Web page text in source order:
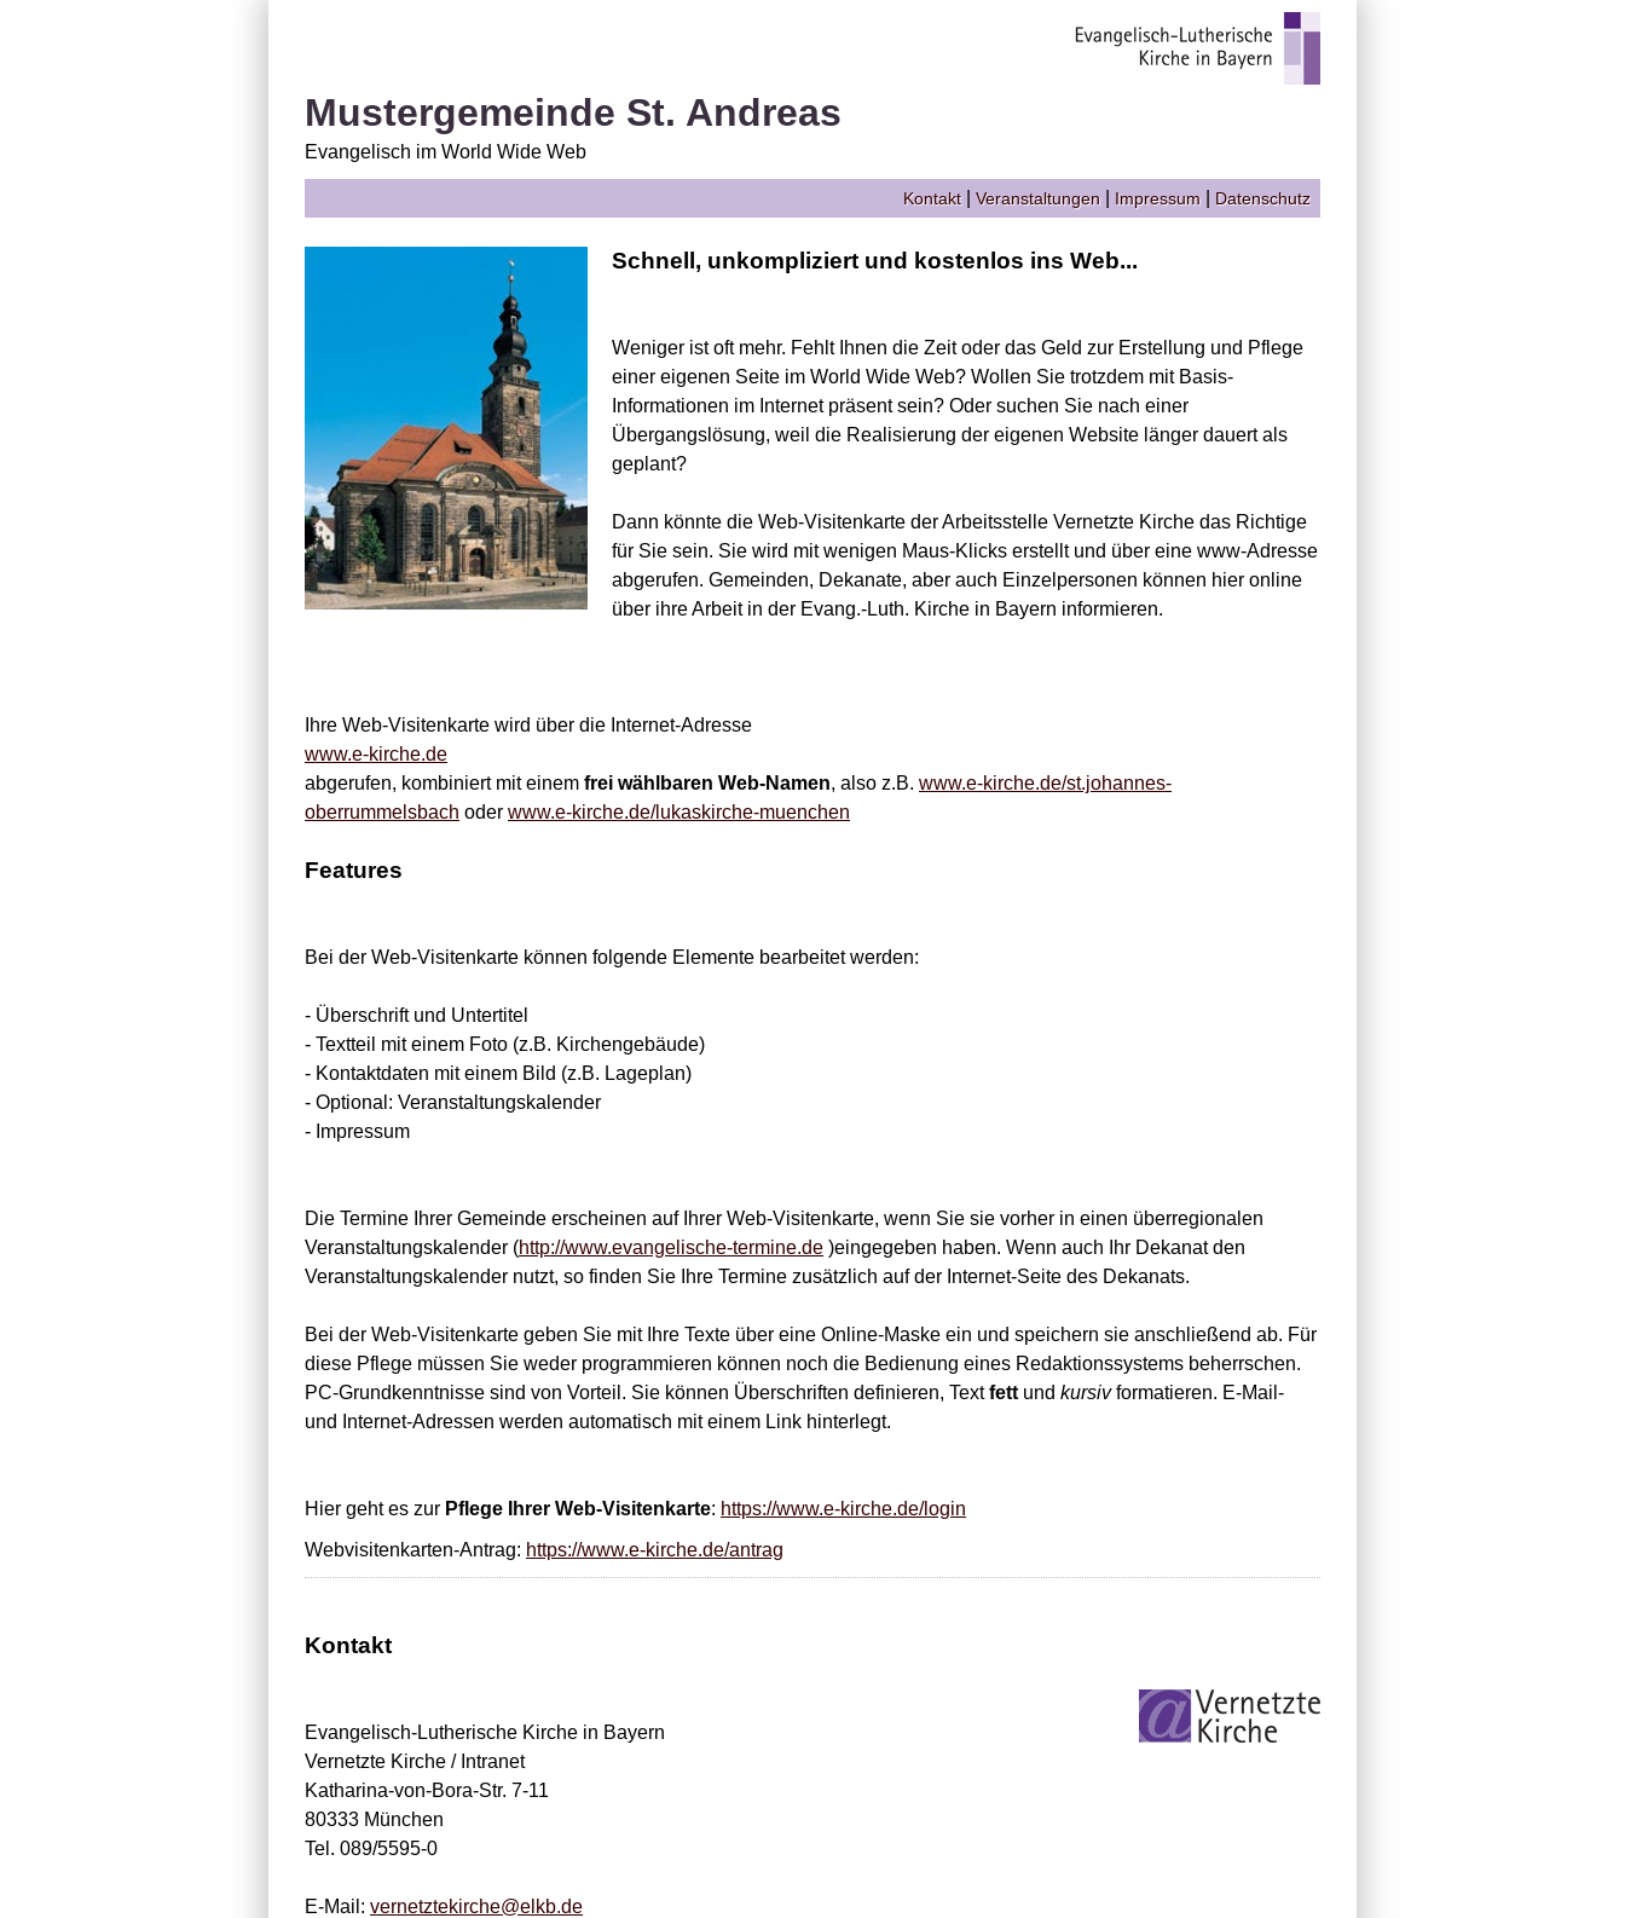
Mustergemeinde St. Andreas
Evangelisch im World Wide Web
Kontakt| Veranstaltungen Impressum Datenschutz
Schnell, unkompliziert und kostenlos ins Web...
Weniger ist oft mehr. Fehlt Ihnen die Zeit oder das Geld zur Erstellung und Pflege
einer eigenen Seite im World Wide Web? Wollen Sie trotzdem mit Basis-
Informationen im Internet präsent sein? Oder suchen Sie nach einer
Übergangslösung, weil die Realisierung der eigenen Website länger dauert als
geplant?
Dann könnte die Web-Visitenkarte der Arbeitsstelle Vernetzte Kirche das Richtige
für Sie sein. Sie wird mit wenigen Maus-Klicks erstellt und über eine www-Adresse
abgerufen. Gemeinden, Dekanate, aber auch Einzelpersonen können hier online
über ihre Arbeit in der Evang.-Luth. Kirche in Bayern informieren.
Ihre Web-Visitenkarte wird über die Internet-Adresse
www.e-kirche.de
abgerufen, kombiniert mit einem frei wählbaren Web-Namen, also z.B. www.e-kirche.de/st.johannes-
oberrummelsbach oder www.e-kirche.de/lukaskirche-muenchen
Features
Bei der Web-Visitenkarte können folgende Elemente bearbeitet werden:
- Überschrift und Untertitel
- Textteil mit einem Foto (z.B. Kirchengebäude)
- Kontaktdaten mit einem Bild (z.B. Lageplan)
- Optional: Veranstaltungskalender
- Impressum
Die Termine Ihrer Gemeinde erscheinen auf Ihrer Web-Visitenkarte, wenn Sie sie vorher in einen überregionalen
Veranstaltungskalender (http://www.evangelische-termine.de )eingegeben haben. Wenn auch Ihr Dekanat den
Veranstaltungskalender nutzt, so finden Sie Ihre Termine zusätzlich auf der Internet-Seite des Dekanats.
Bei der Web-Visitenkarte geben Sie mit Ihre Texte über eine Online-Maske ein und speichern sie anschließend ab. Für
diese Pflege müssen Sie weder programmieren können noch die Bedienung eines Redaktionssystems beherrschen.
PC-Grundkenntnisse sind von Vorteil. Sie können Überschriften definieren, Textfett und kursivformatieren. E-Mail-
und Internet-Adressen werden automatisch mit einem Link hinterlegt.
Hier geht es zur Pflege Ihrer Web-Visitenkarte: https://www.e-kirche.de/login
Webvisitenkarten-Antrag: https://www.e-kirche.de/antrag
Kontakt
Evangelisch-Lutherische Kirche in Bayern
Vernetzte Kirche / Intranet
Katharina-von-Bora-Str. 7-11
80333 München
Tel. 089/5595-0
E-Mail: vernetztekirche@elkb.de